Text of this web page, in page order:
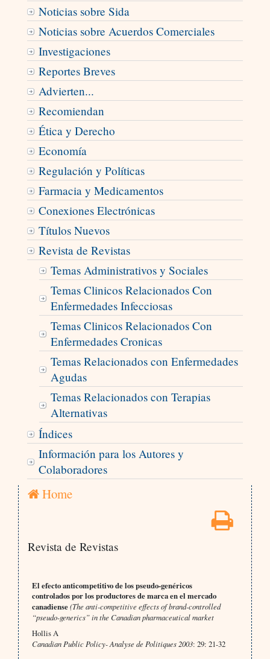
Noticias sobre Sida
Noticias sobre Acuerdos Comerciales
Investigaciones
Reportes Breves
Advierten...
Recomiendan
Ética y Derecho
Economí­a
Regulación y Políticas
Farmacia y Medicamentos
Conexiones Electrónicas
Títulos Nuevos
Revista de Revistas
Temas Administrativos y Sociales
Temas Clinicos Relacionados Con
Enfermedades Infecciosas
Temas Clinicos Relacionados Con
Enfermedades Cronicas
Temas Relacionados con Enfermedades
Agudas
Temas Relacionados con Terapias
Alternativas
Índices
Información para los Autores y
Colaboradores
Home
Revista de Revistas
El efecto anticompetitivo de los pseudo-genéricos
controlados por los productores de marca en el mercado
canadiense(The anti-competitive effects of brand-controlled
“pseudo-generics” in the Canadian pharmaceutical market
Hollis A
Canadian Public Policy- Analyse de Politiques 2003: 29: 21-32